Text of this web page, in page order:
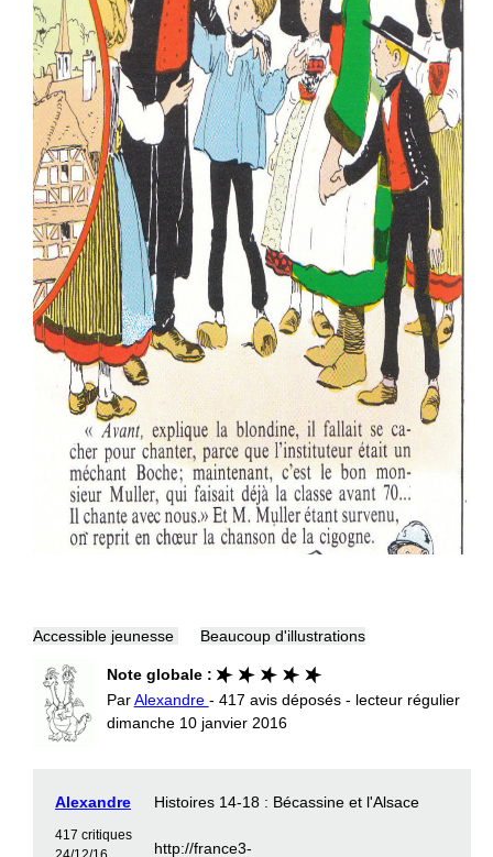
Accessible jeunesse Beaucoup d'illustrations
Note globale :
ParAlexandre - 417 avis déposés - lecteur régulier
dimanche 10 janvier 2016
Alexandre
417 critiques
Histoires 14-18 : Bécassine et l'Alsace
http://france3-